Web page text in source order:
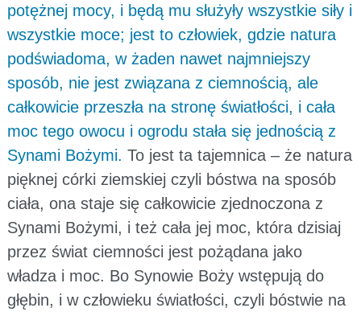
potężnej mocy, i będą mu służyły wszystkie siły i
wszystkie moce; jest to człowiek, gdzie natura
podświadoma, w żaden nawet najmniejszy
sposób, nie jest związana z ciemnością, ale
całkowicie przeszła na stronę światłości, i cała
moc tego owocu i ogrodu stała się jednością z
Synami Bożymi. To jest ta tajemnica – że natura
pięknej córki ziemskiej czyli bóstwa na sposób
ciała, ona staje się całkowicie zjednoczona z
Synami Bożymi, i też cała jej moc, która dzisiaj
przez świat ciemności jest pożądana jako
władza i moc. Bo Synowie Boży wstępują do
głębin, i w człowieku światłości, czyli bóstwie na